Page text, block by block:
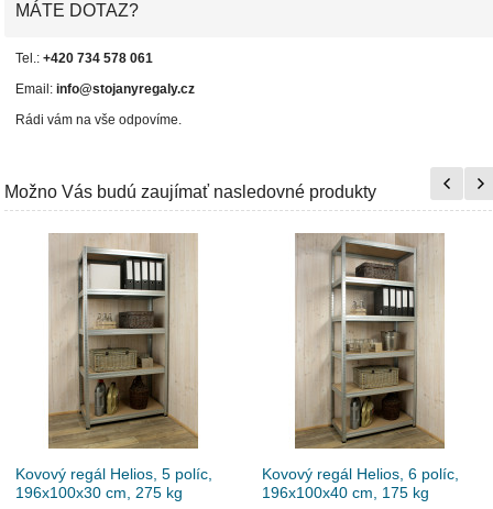
MÁTE DOTAZ?
Tel.:+420 734 578 061
Email:info@stojanyregaly.cz
Rádi vám na vše odpovíme.
Možno Vás budú zaujímať nasledovné produkty
Kovový regál Helios, 5 políc,
196x100x30 cm, 275 kg
Kovový regál Helios, 6 políc,
196x100x40 cm, 175 kg